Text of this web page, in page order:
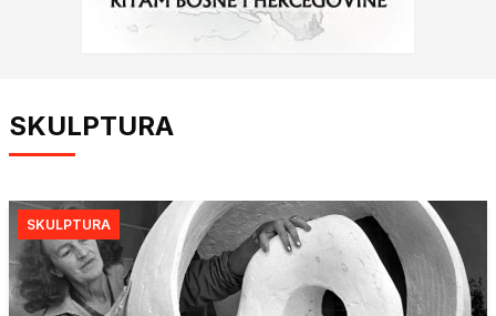
SKULPTURA
SKULPTURA